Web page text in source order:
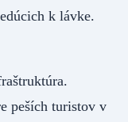
k lávke.
peších turistov v